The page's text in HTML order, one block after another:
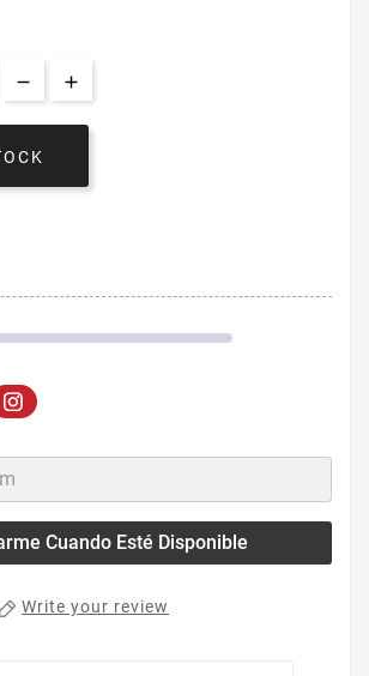
Cuando Esté Disponible
Write your review